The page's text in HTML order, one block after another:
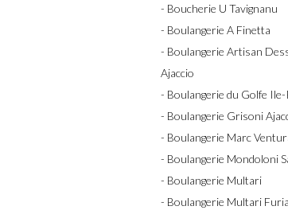
- Boucherie U Tavignanu
- Boulangerie A Finetta
- Boulangerie Artisan
Ajaccio
- Boulangerie du Golfe
- Boulangerie Grisoni
- Boulangerie Marc
- Boulangerie Mondoloni
- Boulangerie Multari
- Boulangerie Multari